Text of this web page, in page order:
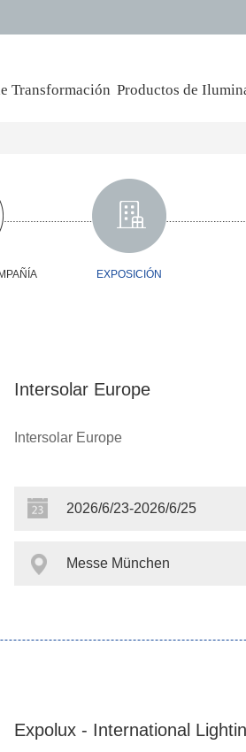
Transformación Productos de
EXPOSICIÓN
Intersolar Europe
Intersolar Europe
2026/6/23-2026/6/25
Messe München
Expolux - International